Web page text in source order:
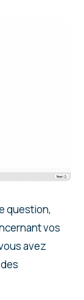
question,
vos
avez